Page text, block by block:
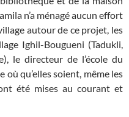
n’a ménagé aucun effort
autour de ce projet, les
Ighil-Bougueni (Tadukli,
le directeur de l’école du
qu’elles soient, même les
été mises au courant et